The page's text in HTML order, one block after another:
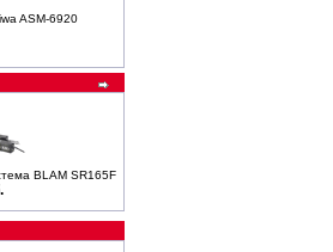
ASM-6920
BLAM SR165F